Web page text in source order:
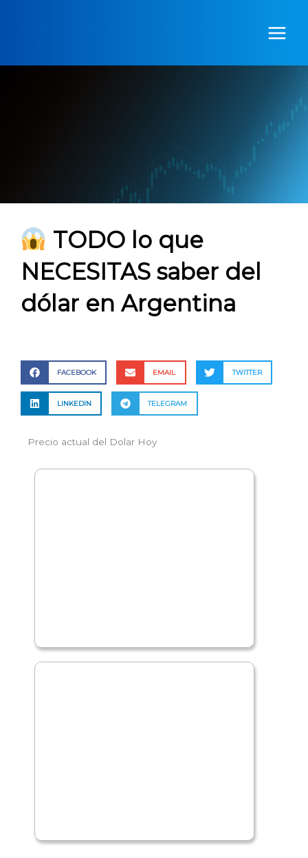
TODO lo que
NECESITAS saber del
dólar en Argentina
FACEBOOK EMAIL TWITTER
LINKEDIN TELEGRAM
Precio actual del Dolar Hoy